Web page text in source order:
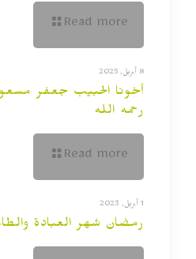
Read more
8 أبريل, 2025
أخونا الحبيب جعفر
رحمه الله
Read more
1 أبريل, 2023
رمضان شهر العبادة